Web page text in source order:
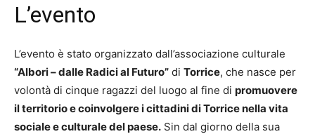
L’evento
L’evento è stato organizzato dall’associazione culturale
“Albori – dalle Radici al Futuro” di Torrice, che nasce per
volontà di cinque ragazzi del luogo al fine di promuovere
il territorio e coinvolgere i cittadini di Torrice nella vita
sociale e culturale del paese. Sin dal giorno della sua